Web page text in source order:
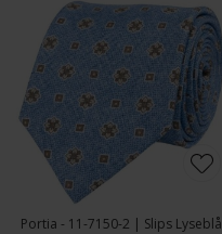
Portia - 11-7150-2 | Slips Lyseblå